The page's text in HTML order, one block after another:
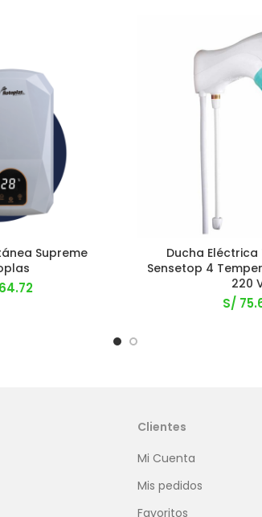
Supreme
Ducha
Sensetop 4
220
S/
Clientes
Mi Cuenta
Mis pedidos
Favoritos